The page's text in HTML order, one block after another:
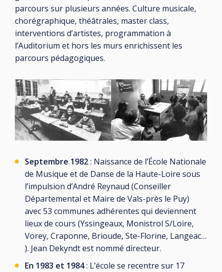
parcours sur plusieurs années. Culture musicale,
chorégraphique, théâtrales, master class,
interventions d’artistes, programmation à
l’Auditorium et hors les murs enrichissent les
parcours pédagogiques.
Septembre 1982: Naissance de l’École Nationale
de Musique et de Danse de la Haute-Loire sous
l’impulsion d’André Reynaud (Conseiller
Départemental et Maire de Vals-près le Puy)
avec 53 communes adhérentes qui deviennent
lieux de cours (Yssingeaux, Monistrol S/Loire,
Vorey, Craponne, Brioude, Ste-Florine, Langeac…
). Jean Dekyndt est nommé directeur.
En 1983 et 1984: L’école se recentre sur 17